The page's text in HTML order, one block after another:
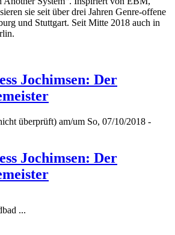
sie seit über drei Jahren Genre-offene
und Stuttgart. Seit Mitte 2018 auch in
Jochimsen: Der
überprüft) am/um So, 07/10/2018 -
Jochimsen: Der
...